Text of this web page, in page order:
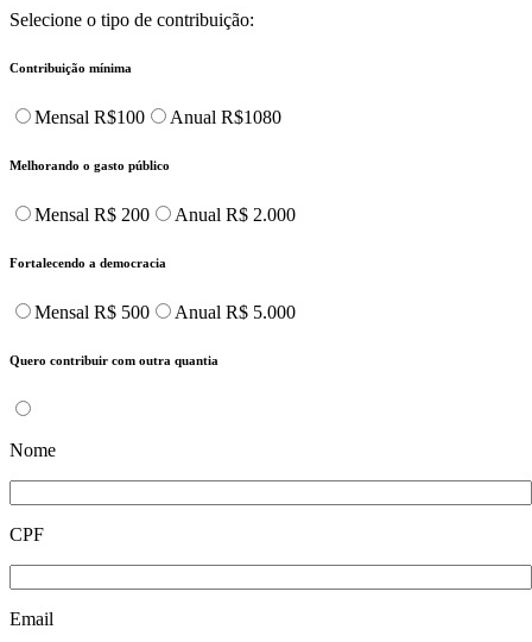
Selecione o tipo de contribuição:
Contribuição mínima
Mensal R$100 Anual R$1080
Melhorando o gasto público
Mensal R$ 200 Anual R$ 2.000
Fortalecendo a democracia
Mensal R$ 500 Anual R$ 5.000
Quero contribuir com outra quantia
Nome
CPF
Email